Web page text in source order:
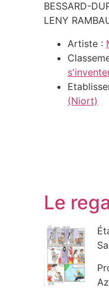
BESSARD-
LENY
Artiste :
(Niort)
Le